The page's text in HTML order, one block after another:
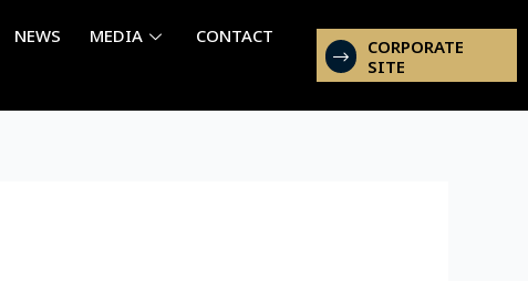
NEWS MEDIA CONTACT CORPORATE
SITE